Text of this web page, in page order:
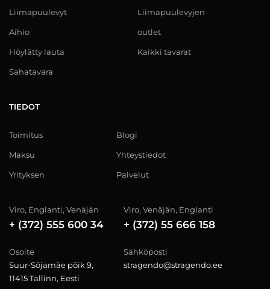
Liimapuulevyt
Aihio
Höylätty lauta
Sahatavara
Liimapuulevyjen
outlet
Kaikki tavarat
TIEDOT
Toimitus
Maksu
Yrityksen
Blogi
Yhteystiedot
Palvelut
Viro, Englanti, Venäjän
+ (372) 555 600 34
Viro, Venäjän, Englanti
+ (372) 55 666 158
Osoite
Suur-Sõjamäe põik 9,
11415 Tallinn, Eesti
Sähköposti
stragendo@stragendo.ee